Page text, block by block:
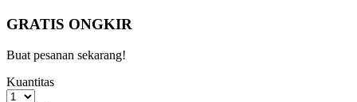
GRATIS ONGKIR
Buat pesanan sekarang!
Kuantitas